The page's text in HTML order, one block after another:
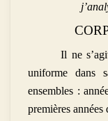
Il ne
uniforme dans
ensembles :
premières